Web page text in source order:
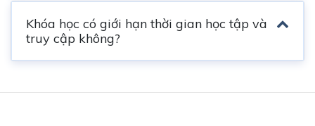
Khóa học có giới hạn thời gian học tập và
truy cập không?